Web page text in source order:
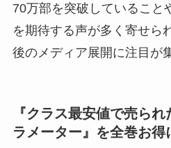
70万部を突破していること
を期待する声が多く寄せら
後のメディア展開に注目が
『クラス最安値で売ら
ラメーター』を全巻お得